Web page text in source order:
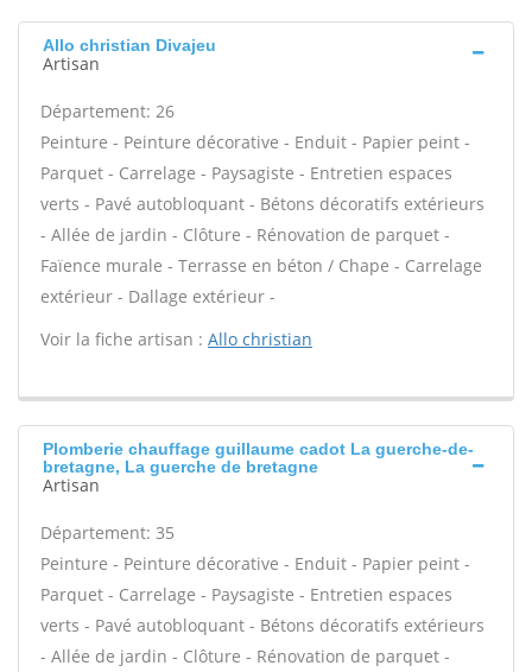
Allo christian Divajeu
Artisan
Département: 26
Peinture - Peinture décorative - Enduit - Papier peint -
Parquet - Carrelage - Paysagiste - Entretien espaces
verts - Pavé autobloquant - Bétons décoratifs extérieurs
- Allée de jardin - Clôture - Rénovation de parquet -
Faïence murale - Terrasse en béton / Chape - Carrelage
extérieur - Dallage extérieur -
Voir la fiche artisan : Allo christian
Plomberie chauffage guillaume cadot La guerche-de-
bretagne, La guerche de bretagne
Artisan
Département: 35
Peinture - Peinture décorative - Enduit - Papier peint -
Parquet - Carrelage - Paysagiste - Entretien espaces
verts - Pavé autobloquant - Bétons décoratifs extérieurs
- Allée de jardin - Clôture - Rénovation de parquet -